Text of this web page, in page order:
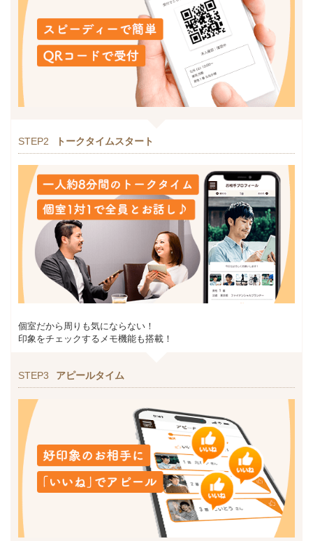
STEP2 トークタイムスタート
個室だから周りも気にならない！
印象をチェックするメモ機能も搭載！
STEP3 アピールタイム